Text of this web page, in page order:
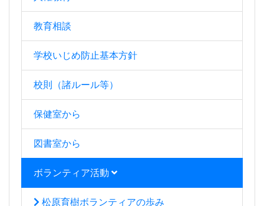
教育相談
学校いじめ防止基本方針
校則（諸ルール等）
保健室から
図書室から
ボランティア活動
松原育樹ボランティアの歩み